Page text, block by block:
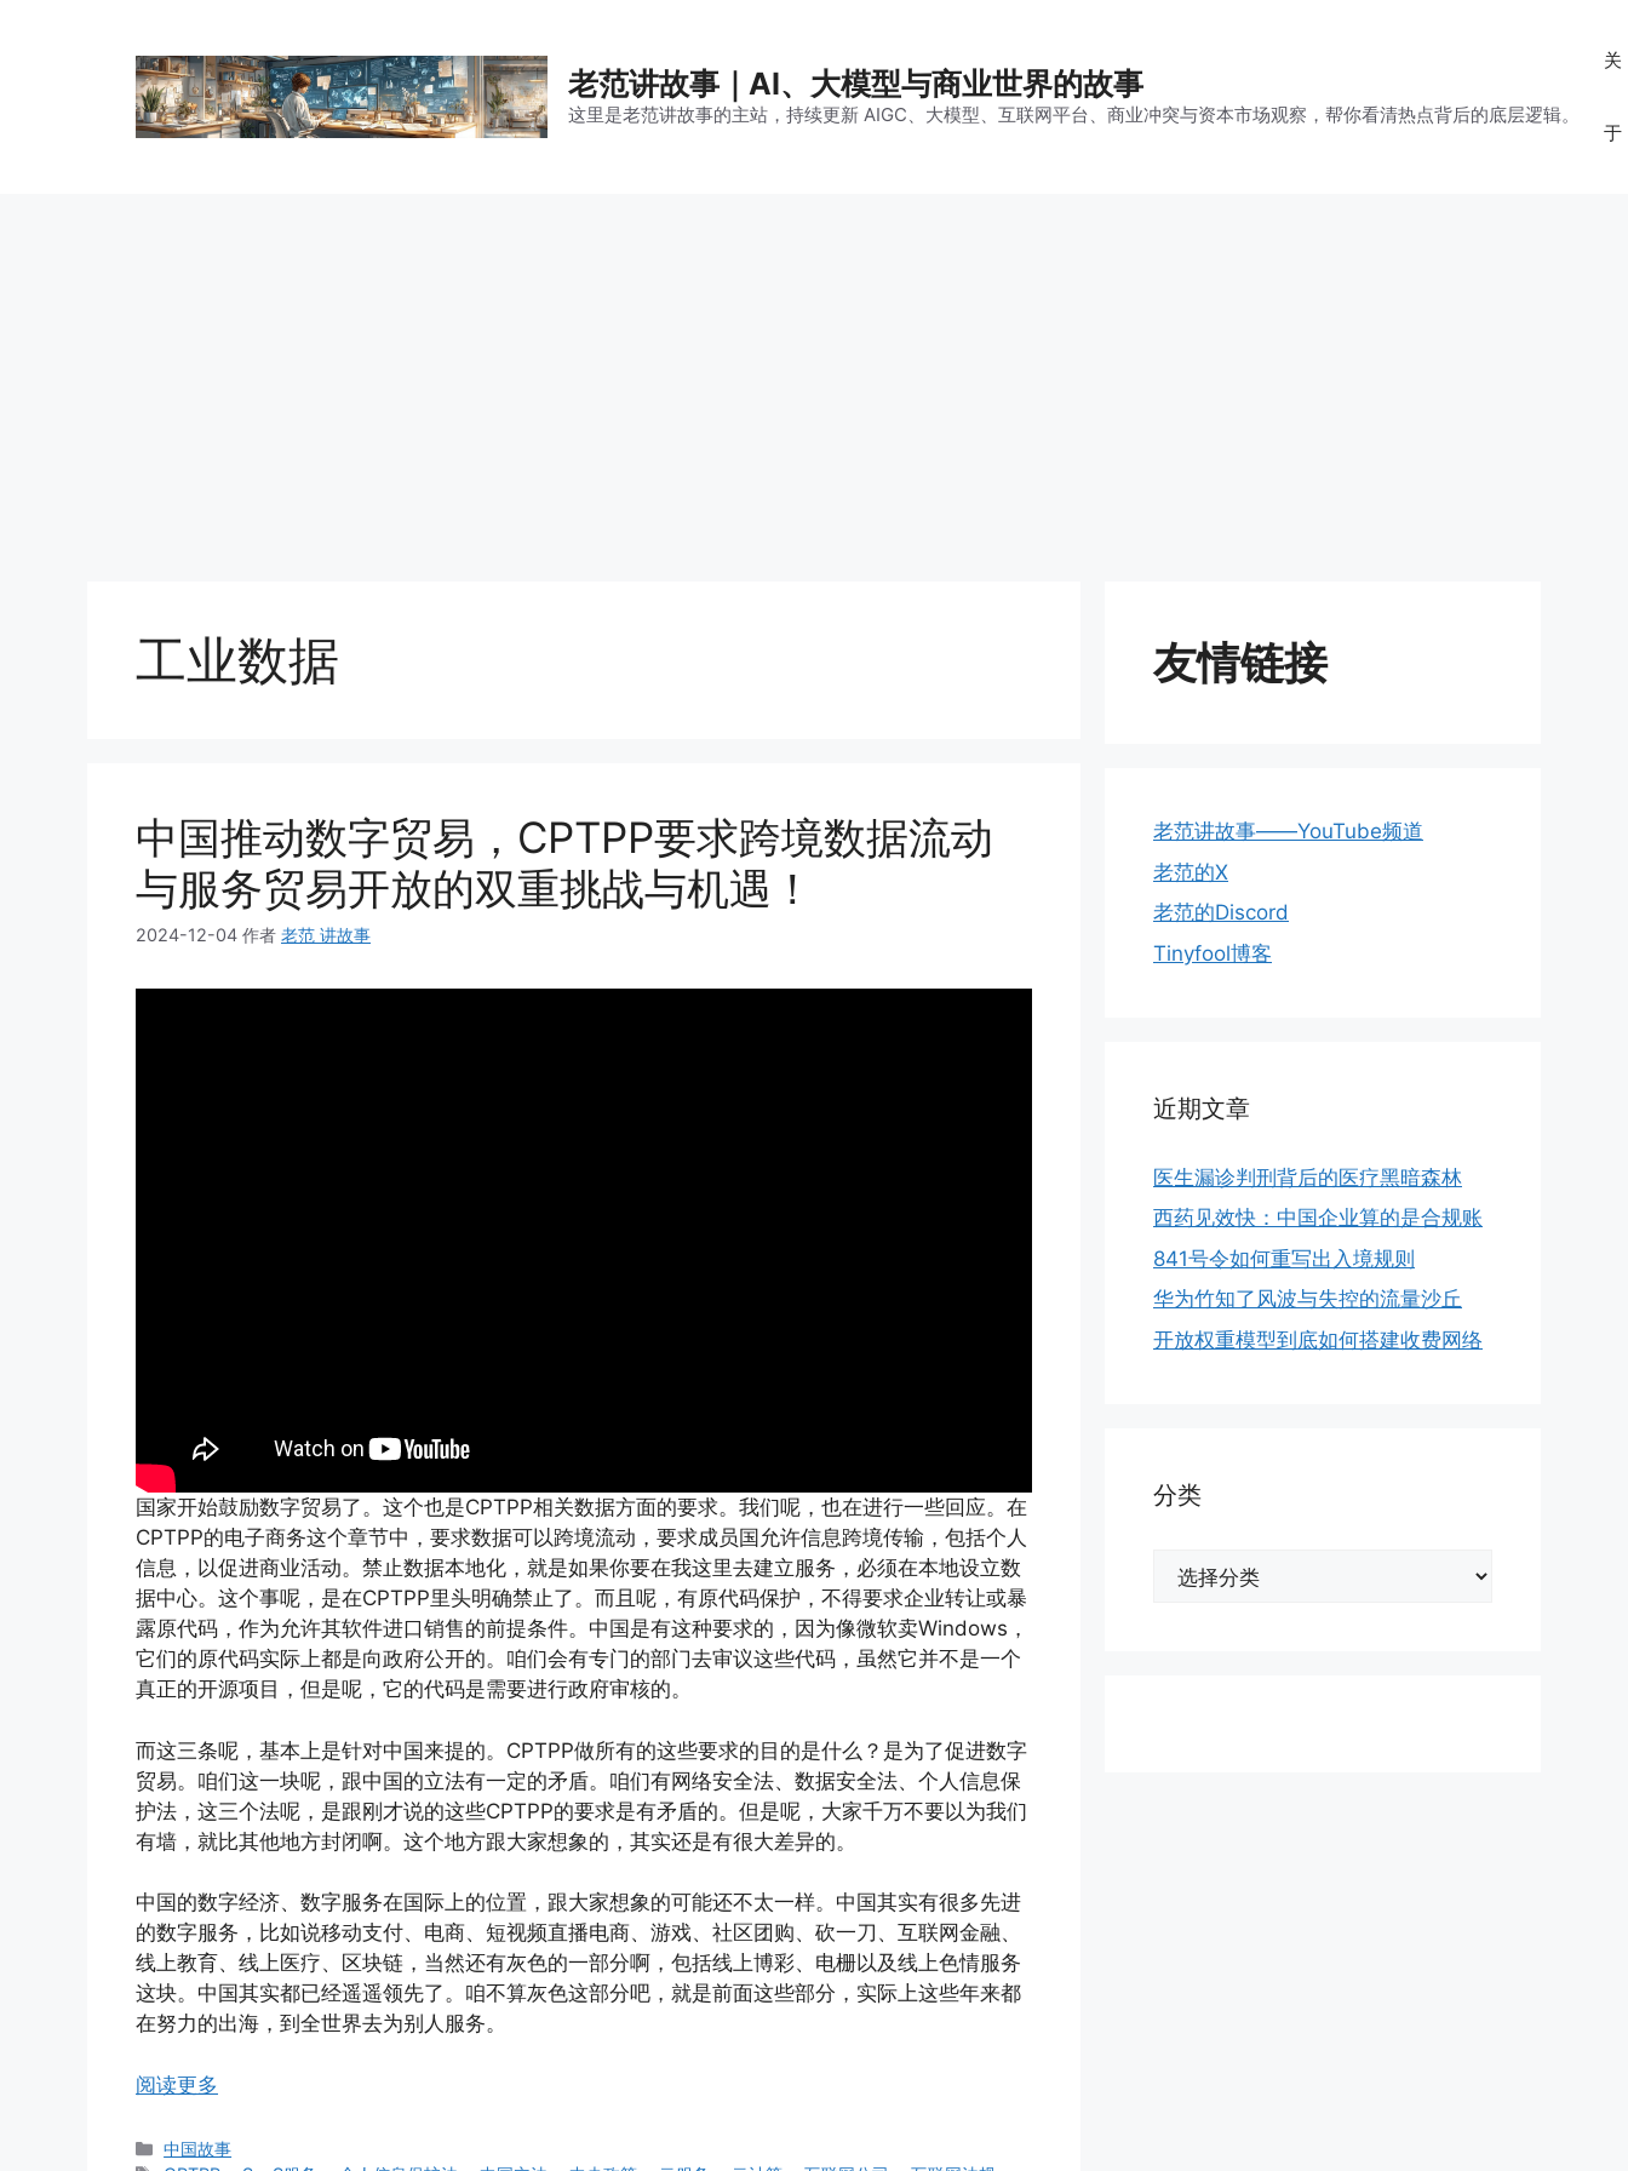
老范讲故事｜AI、大模型与商业世界的故事
这里是老范讲故事的主站，持续更新 AIGC、大模型、互联网平台、商业冲突与资本市场观察，帮你看清热点背后的底层逻辑。
关
于
工业数据
中国推动数字贸易，CPTPP要求跨境数据流动
与服务贸易开放的双重挑战与机遇！
2024-12-04 作者 老范 讲故事
国家开始鼓励数字贸易了。这个也是CPTPP相关数据方面的要求。我们呢，也在进行一些回应。在
CPTPP的电子商务这个章节中，要求数据可以跨境流动，要求成员国允许信息跨境传输，包括个人
信息，以促进商业活动。禁止数据本地化，就是如果你要在我这里去建立服务，必须在本地设立数
据中心。这个事呢，是在CPTPP里头明确禁止了。而且呢，有原代码保护，不得要求企业转让或暴
露原代码，作为允许其软件进口销售的前提条件。中国是有这种要求的，因为像微软卖Windows，
它们的原代码实际上都是向政府公开的。咱们会有专门的部门去审议这些代码，虽然它并不是一个
真正的开源项目，但是呢，它的代码是需要进行政府审核的。
而这三条呢，基本上是针对中国来提的。CPTPP做所有的这些要求的目的是什么？是为了促进数字
贸易。咱们这一块呢，跟中国的立法有一定的矛盾。咱们有网络安全法、数据安全法、个人信息保
护法，这三个法呢，是跟刚才说的这些CPTPP的要求是有矛盾的。但是呢，大家千万不要以为我们
有墙，就比其他地方封闭啊。这个地方跟大家想象的，其实还是有很大差异的。
中国的数字经济、数字服务在国际上的位置，跟大家想象的可能还不太一样。中国其实有很多先进
的数字服务，比如说移动支付、电商、短视频直播电商、游戏、社区团购、砍一刀、互联网金融、
线上教育、线上医疗、区块链，当然还有灰色的一部分啊，包括线上博彩、电栅以及线上色情服务
这块。中国其实都已经遥遥领先了。咱不算灰色这部分吧，就是前面这些部分，实际上这些年来都
在努力的出海，到全世界去为别人服务。
阅读更多
分
中国故事
友情链接
老范讲故事——YouTube频道
老范的X
老范的Discord
Tinyfool博客
近期文章
医生漏诊判刑背后的医疗黑暗森林
西药见效快：中国企业算的是合规账
841号令如何重写出入境规则
华为竹知了风波与失控的流量沙丘
开放权重模型到底如何搭建收费网络
分类